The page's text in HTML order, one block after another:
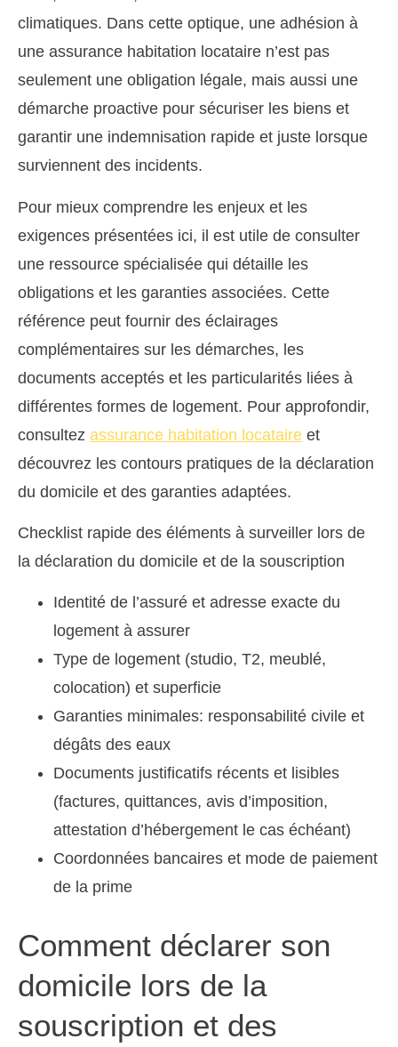
climatiques. Dans cette optique, une adhésion à
une assurance habitation locataire n’est pas
seulement une obligation légale, mais aussi une
démarche proactive pour sécuriser les biens et
garantir une indemnisation rapide et juste lorsque
surviennent des incidents.
Pour mieux comprendre les enjeux et les
exigences présentées ici, il est utile de consulter
une ressource spécialisée qui détaille les
obligations et les garanties associées. Cette
référence peut fournir des éclairages
complémentaires sur les démarches, les
documents acceptés et les particularités liées à
différentes formes de logement. Pour approfondir,
consultez assurance habitation locataire et
découvrez les contours pratiques de la déclaration
du domicile et des garanties adaptées.
Checklist rapide des éléments à surveiller lors de
la déclaration du domicile et de la souscription
Identité de l’assuré et adresse exacte du
logement à assurer
Type de logement (studio, T2, meublé,
colocation) et superficie
Garanties minimales: responsabilité civile et
dégâts des eaux
Documents justificatifs récents et lisibles
(factures, quittances, avis d’imposition,
attestation d’hébergement le cas échéant)
Coordonnées bancaires et mode de paiement
de la prime
Comment déclarer son
domicile lors de la
souscription et des